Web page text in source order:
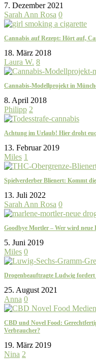
7. Dezember 2021
Sarah Ann Rosa 0
Cannabis auf Rezept: Hört auf,
18. März 2018
Laura W. 8
Cannabis-Modellprojekt in
8. April 2018
Philipp 2
Achtung im Urlaub! Hier droht
13. Februar 2019
Miles 1
Spielverderber Blienert: Kommt
13. Juli 2022
Sarah Ann Rosa 0
Goodbye Mortler – Wer wird neue
5. Juni 2019
Miles 0
Drogenbeauftragte Ludwig fordert
25. August 2021
Anna 0
CBD und Novel Food:
Verbraucher?
19. März 2019
Nina 2